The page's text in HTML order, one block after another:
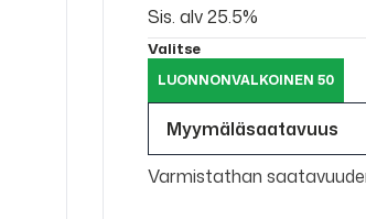
Sis. alv 25.5%
Valitse
LUONNONVALKOINEN 50
Myymäläsaatavuus
Varmistathan